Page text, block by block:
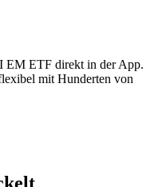
EM ETF direkt in der App.
mit Hunderten von